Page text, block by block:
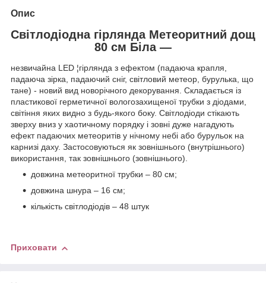
Опис
Світлодіодна гірлянда Метеоритний дощ
80 см Біла ―
незвичайна LED ¦гірлянда з ефектом (падаюча крапля,
падаюча зірка, падаючий сніг, світловий метеор, бурулька, що
тане) - новий вид новорічного декорування. Складається із
пластикової герметичної вологозахищеної трубки з діодами,
світіння яких видно з будь-якого боку. Світлодіоди стікають
зверху вниз у хаотичному порядку і зовні дуже нагадують
ефект падаючих метеоритів у нічному небі або бурульок на
карнизі даху. Застосовуються як зовнішнього (внутрішнього)
використання, так зовнішнього (зовнішнього).
довжина метеоритної трубки – 80 см;
довжина шнура – 16 см;
кількість світлодіодів – 48 штук
Приховати